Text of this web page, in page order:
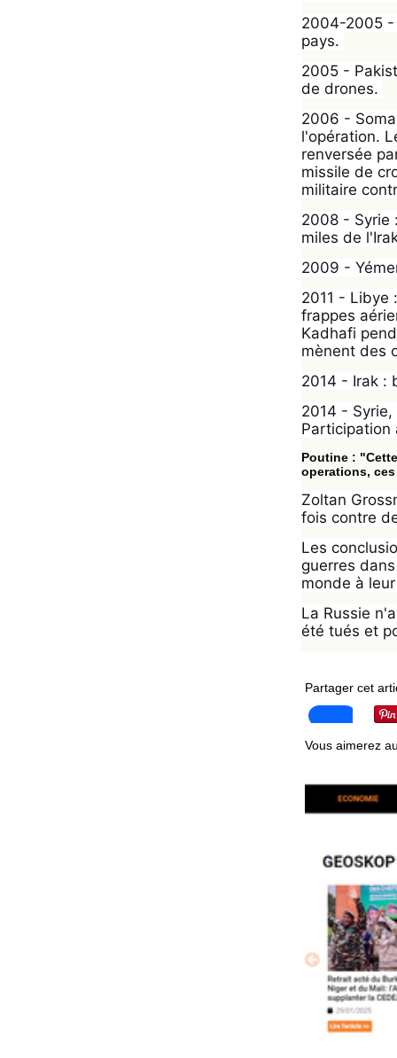
2004-2005 -
pays.
2005 -
de drones.
2006 -
l'opération.
renversée
missile de
militaire
2008 - Syrie
miles de
2009 -
2011 - Libye
frappes
Kadhafi
mènent des
2014 - Irak :
2014 -
Poutine :
operations,
Zoltan
fois contre
Les
guerres
monde à
La Russie
été tués et
Partager cet
Vous aimerez